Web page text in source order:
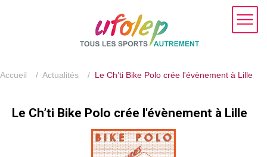
Accueil / Actualités / Le Ch’ti Bike Polo crée l'évènement à Lille
Le Ch’ti Bike Polo crée l'évènement à Lille